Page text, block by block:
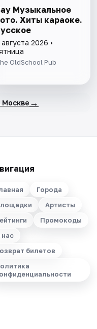
Музыкальное
Хиты караоке.
2026 •
OldSchool Pub
Москве →
Города
Артисты
Промокоды
нас
билетов